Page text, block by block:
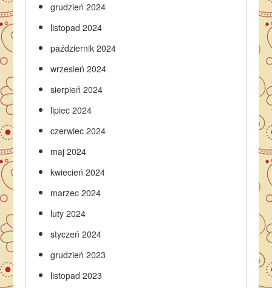
grudzień 2024
listopad 2024
październik 2024
wrzesień 2024
sierpień 2024
lipiec 2024
czerwiec 2024
maj 2024
kwiecień 2024
marzec 2024
luty 2024
styczeń 2024
grudzień 2023
listopad 2023